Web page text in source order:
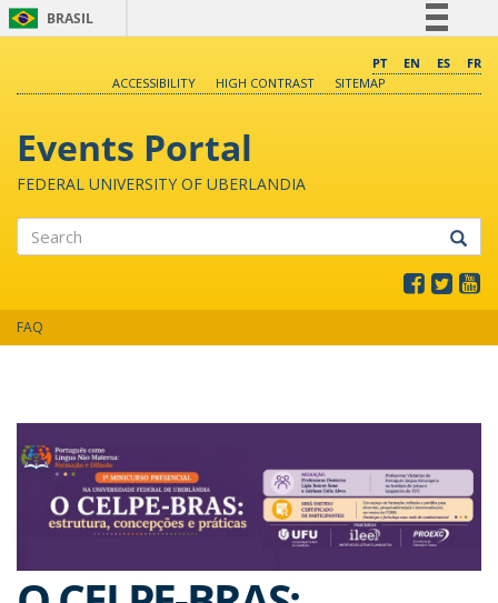
BRASIL
Comunica BR
Canais
PT EN ES
FR
ACCESSIBILITY
HIGH CONTRAST SITEMAP
Events Portal
FEDERAL UNIVERSITY OF UBERLANDIA
FAQ